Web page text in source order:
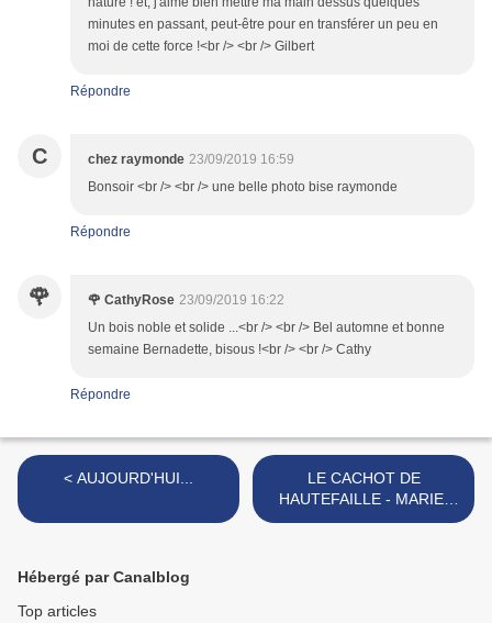
minutes en passant, peut-être pour en transférer un peu en
moi de cette force !<br /> <br /> Gilbert
Répondre
C chez raymonde 23/09/2019 16:59
Bonsoir <br /> <br /> une belle photo bise raymonde
Répondre
🌹 🌹 CathyRose 23/09/2019 16:22
Un bois noble et solide ...<br /> <br /> Bel automne et bonne
semaine Bernadette, bisous !<br /> <br /> Cathy
Répondre
< AUJOURD'HUI...
LE CACHOT DE
HAUTEFAILLE - MARIE-
BERNADETTE DUPUY >
Hébergé par Canalblog
Top articles